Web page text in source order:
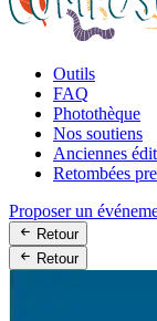
Outils
FAQ
Photothèque
Nos soutiens
Anciennes
Retombées
Proposer un
Retour
Retour